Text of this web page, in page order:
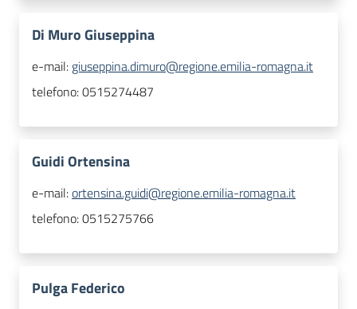
Di Muro Giuseppina
e-mail: giuseppina.dimuro@regione.emilia-romagna.it
telefono:0515274487
Guidi Ortensina
e-mail:ortensina.guidi@regione.emilia-romagna.it
telefono:0515275766
Pulga Federico